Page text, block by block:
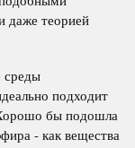
даже теорией
среды
подходит
бы подошла
- как вещества